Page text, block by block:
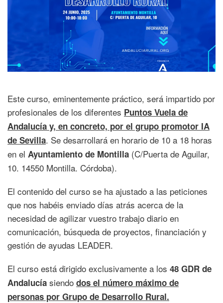
Este curso, eminentemente práctico, será impartido por
profesionales de los diferentes Puntos Vuela de
Andalucía y, en concreto, por el grupo promotor IA
de Sevilla. Se desarrollará en horario de 10 a 18 horas
en el Ayuntamiento de Montilla (C/Puerta de Aguilar,
10. 14550 Montilla. Córdoba).
El contenido del curso se ha ajustado a las peticiones
que nos habéis enviado días atrás acerca de la
necesidad de agilizar vuestro trabajo diario en
comunicación, búsqueda de proyectos, financiación y
gestión de ayudas LEADER.
El curso está dirigido exclusivamente a los 48 GDR de
Andalucía siendo dos el número máximo de
personas por Grupo de Desarrollo Rural.